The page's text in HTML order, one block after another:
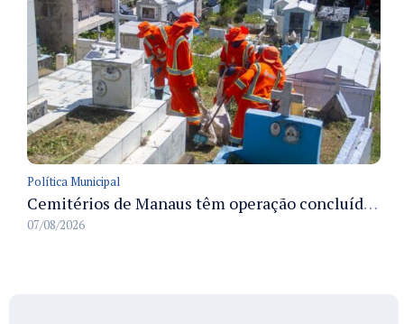
Política Municipal
Cemitérios de Manaus têm operação concluída e estrutura pronta para receber famílias no Dia dos Pais
07/08/2026